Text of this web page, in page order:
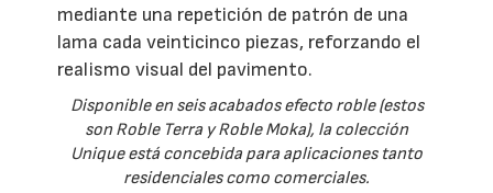
mediante una repetición de patrón de una
lama cada veinticinco piezas, reforzando el
realismo visual del pavimento.
Disponible en seis acabados efecto roble (estos
son Roble Terra y Roble Moka), la colección
Unique está concebida para aplicaciones tanto
residenciales como comerciales.